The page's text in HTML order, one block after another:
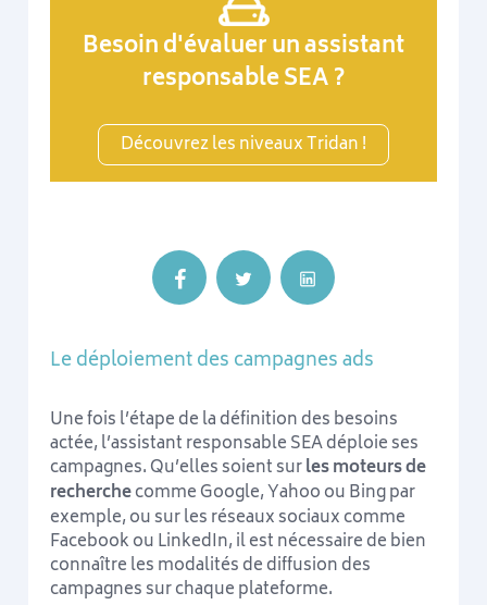
Besoin d'évaluer un assistant
responsable SEA ?
Découvrez les niveaux Tridan !
Le déploiement des campagnes ads
Une fois l’étape de la définition des besoins
actée, l’assistant responsable SEA déploie ses
campagnes. Qu’elles soient surles moteurs de
recherchecomme Google, Yahoo ou Bing par
exemple, ou sur les réseaux sociaux comme
Facebook ou LinkedIn, il est nécessaire de bien
connaître les modalités de diffusion des
campagnes sur chaque plateforme.